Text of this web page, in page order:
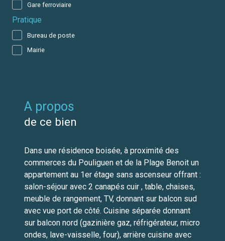
Gare ferroviaire
Pratique
Bureau de poste
Mairie
a propos
de ce bien
Dans une résidence boisée, à proximité des
commerces du Pouliguen et de la Plage Benoit un
appartement au 1er étage sans ascenseur offrant :
salon-séjour avec 2 canapés cuir , table, chaises,
meuble de rangement, TV, donnant sur balcon sud
avec vue port de côté. Cuisine séparée donnant
sur balcon nord (gazinière gaz, réfrigérateur, micro
ondes, lave-vaisselle, four), arrière cuisine avec